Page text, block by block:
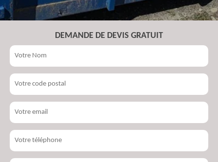
DEMANDE DE DEVIS GRATUIT